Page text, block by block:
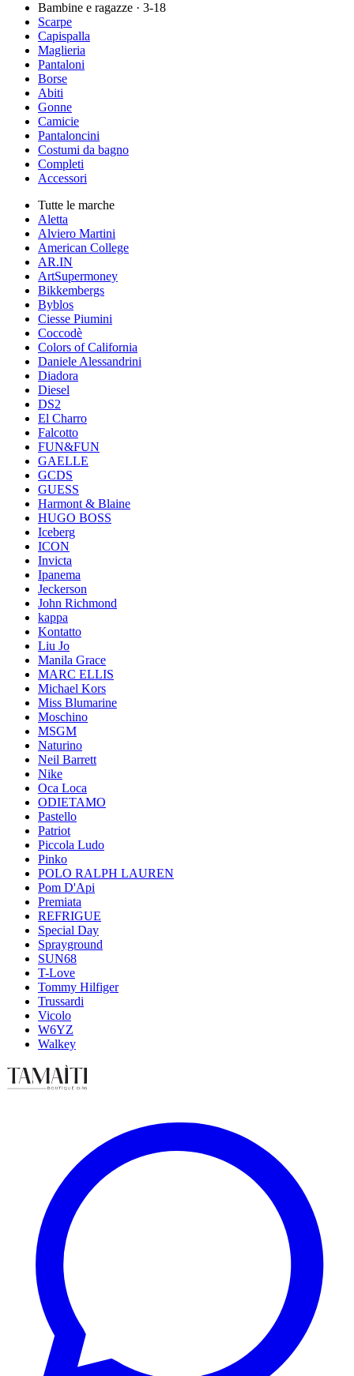
Bambine e ragazze · 3-18
Scarpe
Capispalla
Maglieria
Pantaloni
Borse
Abiti
Gonne
Camicie
Pantaloncini
Costumi da bagno
Completi
Accessori
Tutte le marche
Aletta
Alviero Martini
American College
AR.IN
ArtSupermoney
Bikkembergs
Byblos
Ciesse Piumini
Coccodè
Colors of California
Daniele Alessandrini
Diadora
Diesel
DS2
El Charro
Falcotto
FUN&FUN
GAELLE
GCDS
GUESS
Harmont & Blaine
HUGO BOSS
Iceberg
ICON
Invicta
Ipanema
Jeckerson
John Richmond
kappa
Kontatto
Liu Jo
Manila Grace
MARC ELLIS
Michael Kors
Miss Blumarine
Moschino
MSGM
Naturino
Neil Barrett
Nike
Oca Loca
ODIETAMO
Pastello
Patriot
Piccola Ludo
Pinko
POLO RALPH LAUREN
Pom D'Api
Premiata
REFRIGUE
Special Day
Sprayground
SUN68
T-Love
Tommy Hilfiger
Trussardi
Vicolo
W6YZ
Walkey